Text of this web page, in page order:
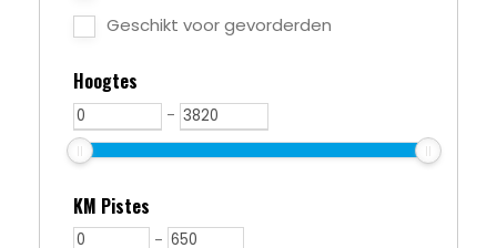
Geschikt voor gevorderden
Hoogtes
-
KM Pistes
-